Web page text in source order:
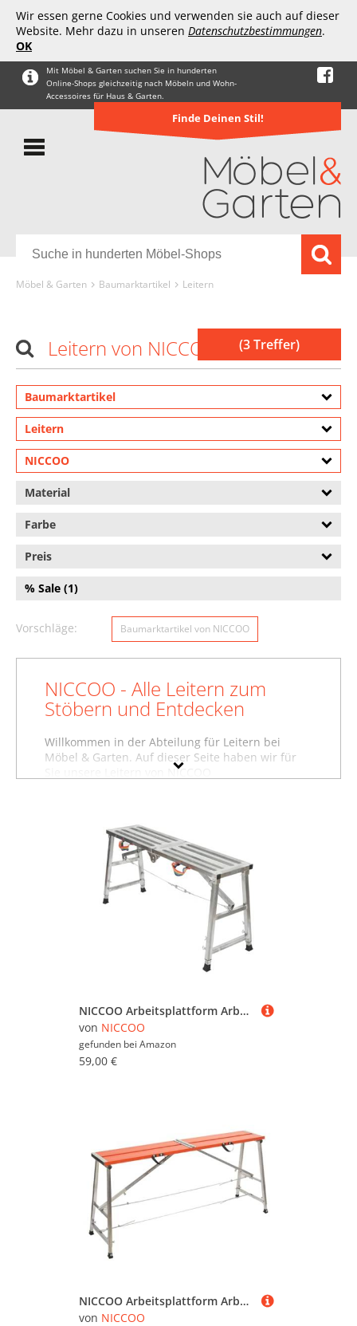
Wir essen gerne Cookies und verwenden sie auch auf dieser
Website. Mehr dazu in unseren Datenschutzbestimmungen.
OK
Mit Möbel & Garten suchen Sie in hunderten
Online-Shops gleichzeitig nach Möbeln und Wohn-
Accessoires für Haus & Garten.
Finde Deinen Stil!
Möbel & Garten Baumarktartikel Leitern
(3 Treffer)
Leitern von NICCOO
Baumarktartikel
Leitern
NICCOO
Material
Farbe
Preis
% Sale (1)
Vorschläge: Baumarktartikel von NICCOO
NICCOO - Alle Leitern zum
Stöbern und Entdecken
Willkommen in der Abteilung für Leitern bei
Möbel & Garten. Auf dieser Seite haben wir für
Sie unsere Leitern von NICCOO
oder stöbern Sie in dem gesamten
Möbelsortiment sämtlicher Leitern. Oder suchen
Sie gezielt nach Möbeln von NICCOO? Dann
besuchen Sie unsere Abteilung mit sämtlichen
Möbeln der Marke NICCOO. Mit Hilfe der Filter
oben auf der Seite können Sie auch gezielt
Leitern von anderen Marken ansehen und in
bestimmten Preiskategorien sowie nach
reduzierten Angeboten suchen. Lassen Sie sich
inspirieren - wir wünschen Ihnen viel Spaß dabei!
NICCOO Arbeitsplattform Arbeitsbühne, klappbare Stufenleiter Arbeitsplattform, 60-90cm Höhenverstellbar Trittfläche Plattformleiter, 120x30x90cm
von NICCOO
gefunden bei Amazon
59,00 €
NICCOO Arbeitsplattform Arbeitsbühne Gerüstleiter, bis 300kg Klappbar Tritthocker, 70-120cm Höhenverstellbar Sicherheits Laufbühne Arbeitsgerüst Stufenstehleiter aus Aluminiumlegierung, Anti-Rutsch
von NICCOO